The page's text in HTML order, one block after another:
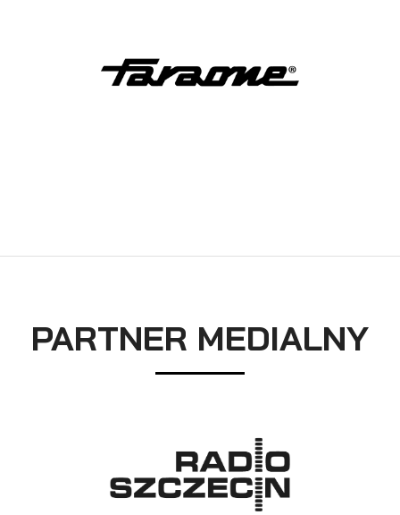
PARTNER MEDIALNY